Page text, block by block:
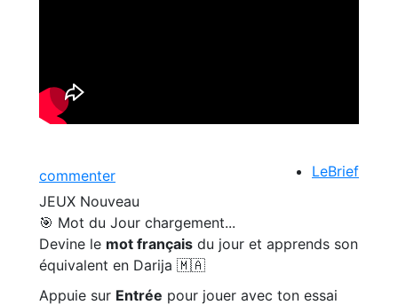
commenter
LeBrief
JEUX Nouveau
🎯 Mot du Jour chargement...
Devine le mot français du jour et apprends son
équivalent en Darija 🇲🇦
Appuie sur Entrée pour jouer avec ton essai